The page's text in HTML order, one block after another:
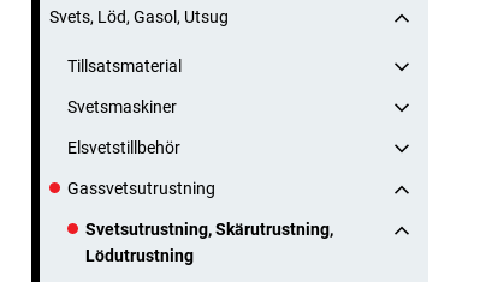
Svets, Löd, Gasol, Utsug
Tillsatsmaterial
Svetsmaskiner
Elsvetstillbehör
Gassvetsutrustning
Svetsutrustning, Skärutrustning,
Lödutrustning